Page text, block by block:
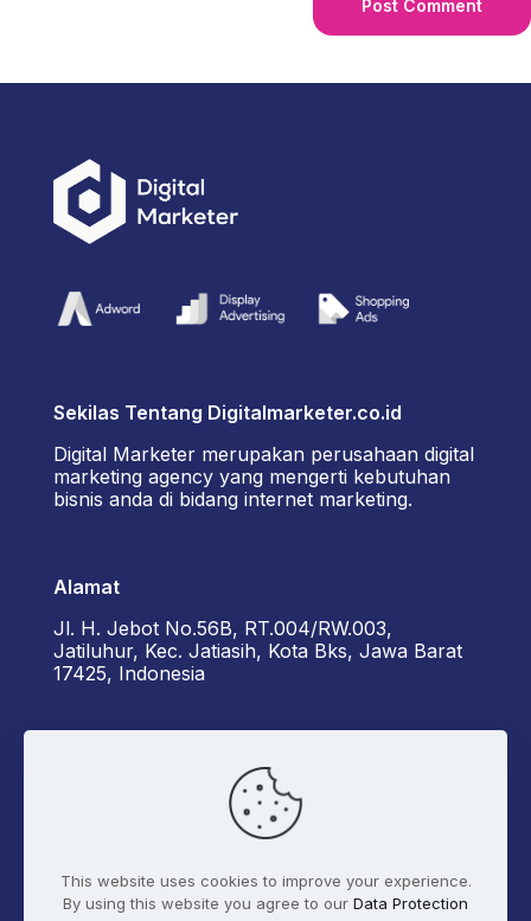
Sekilas Tentang Digitalmarketer.co.id
Digital Marketer merupakan perusahaan digital
marketing agency yang mengerti kebutuhan
bisnis anda di bidang internet marketing.
Alamat
Jl. H. Jebot No.56B, RT.004/RW.003,
Jatiluhur, Kec. Jatiasih, Kota Bks, Jawa Barat
17425, Indonesia
+6285162929922 - Diorama
admin@digitalmarketer.co.id
This website uses cookies to improve your experience.
By using this website you agree to our Data Protection